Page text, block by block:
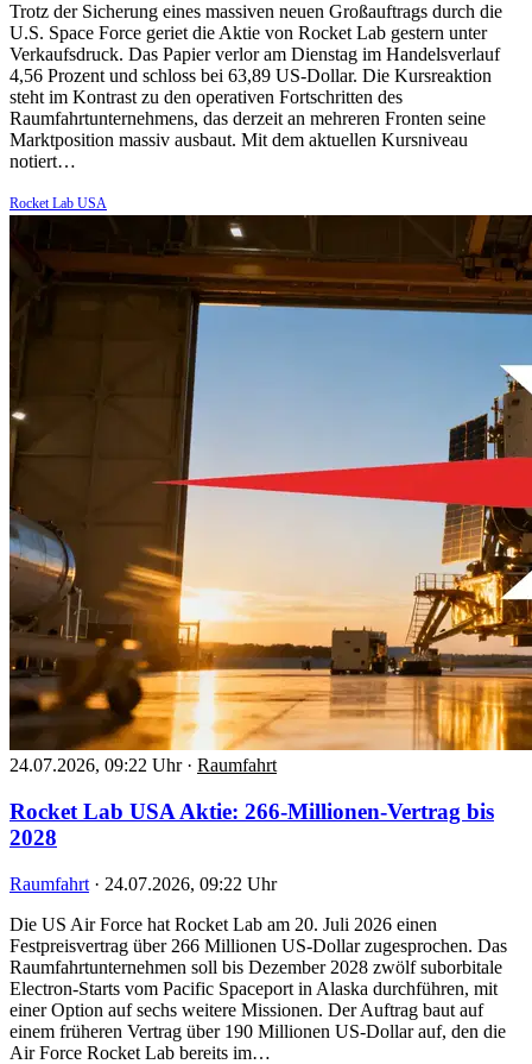
Trotz der Sicherung eines massiven neuen Großauftrags durch die
U.S. Space Force geriet die Aktie von Rocket Lab gestern unter
Verkaufsdruck. Das Papier verlor am Dienstag im Handelsverlauf
4,56 Prozent und schloss bei 63,89 US-Dollar. Die Kursreaktion
steht im Kontrast zu den operativen Fortschritten des
Raumfahrtunternehmens, das derzeit an mehreren Fronten seine
Marktposition massiv ausbaut. Mit dem aktuellen Kursniveau
notiert…
Rocket Lab USA
24.07.2026, 09:22 Uhr · Raumfahrt
Rocket Lab USA Aktie: 266-Millionen-Vertrag bis
2028
Raumfahrt · 24.07.2026, 09:22 Uhr
Die US Air Force hat Rocket Lab am 20. Juli 2026 einen
Festpreisvertrag über 266 Millionen US-Dollar zugesprochen. Das
Raumfahrtunternehmen soll bis Dezember 2028 zwölf suborbitale
Electron-Starts vom Pacific Spaceport in Alaska durchführen, mit
einer Option auf sechs weitere Missionen. Der Auftrag baut auf
einem früheren Vertrag über 190 Millionen US-Dollar auf, den die
Air Force Rocket Lab bereits im…